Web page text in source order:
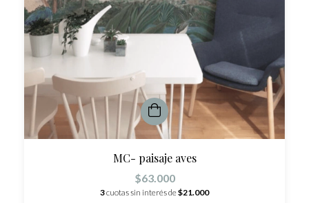
MC- paisaje aves
$63.000
3cuotas sin interés de$21.000